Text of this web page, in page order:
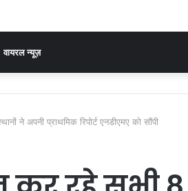
वायरल न्यूज़
ने अपनी प्राथमिक रिपोर्ट एनडीएमए को सौंपी